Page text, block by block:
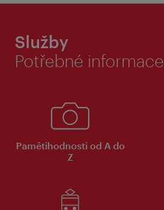
Služby
Potřebné informace
Pamětihodnosti od A do
Z